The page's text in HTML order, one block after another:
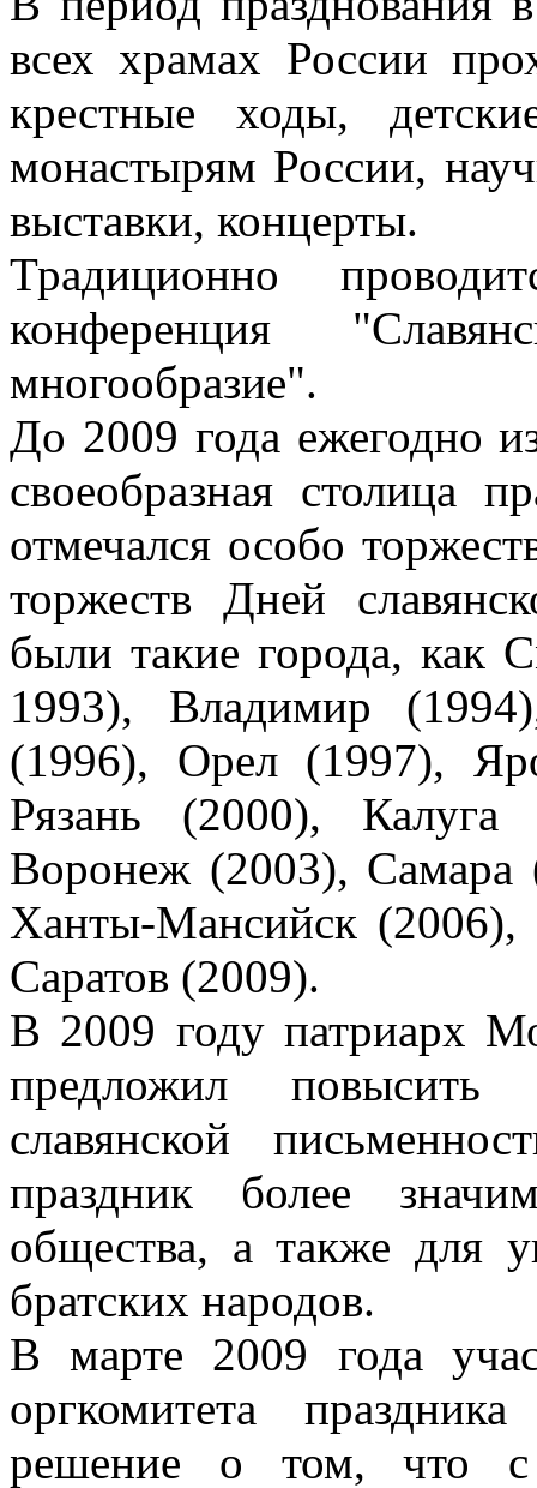
всех храмах России
крестные ходы,
монастырям России,
выставки, концерты.
Традиционно
конференция
многообразие".
До 2009 года ежегодно
своеобразная столица
отмечался особо
торжеств Дней
были такие города, как
1993), Владимир
(1996), Орел (1997),
Рязань (2000),
Воронеж (2003), Самара
Ханты-Мансийск
Саратов (2009).
В 2009 году патриарх
предложил повысить
славянской
праздник более
общества, а также для
братских народов.
В марте 2009 года
оргкомитета
решение о том, что с